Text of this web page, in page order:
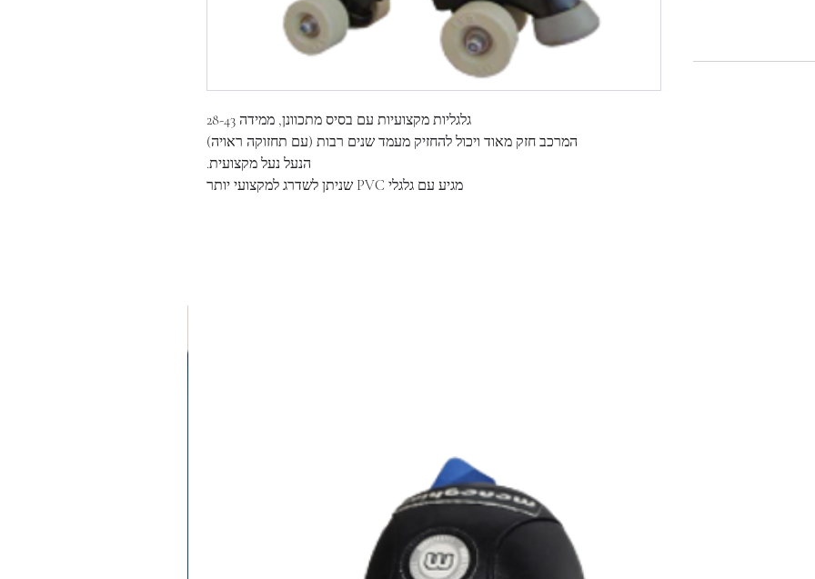
גלגליות מקצועיות עם בסיס מתכוונן, ממידה 28-43
המרכב חזק מאוד ויכול להחזיק מעמד שנים רבות (עם תחזוקה ראויה)
הנעל נעל מקצועית.
מגיע עם גלגלי PVC שניתן לשדרג למקצועי יותר